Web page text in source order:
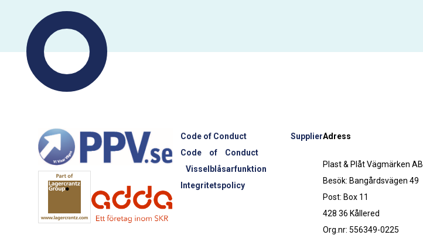
Code of Conduct
Supplier
Code of Conduct
Visselblåsarfunktion
Integritetspolicy
Adress
Plast & Plåt Vägmärken AB
Besök: Bangårdsvägen 49
Post: Box 11
428 36 Kållered
Org.nr: 556349-0225